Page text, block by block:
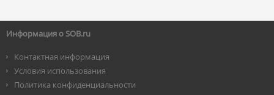
Информация о SOB.ru
Контактная информация
Условия использования
Политика конфиденциальности